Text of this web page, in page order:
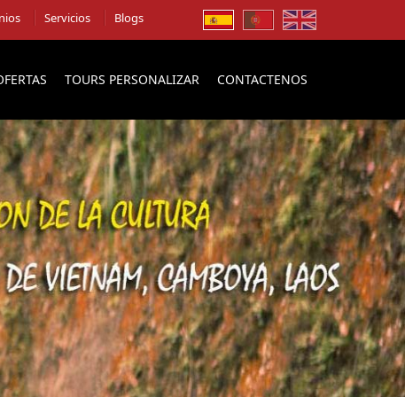
Servicios Blogs
TOURS PERSONALIZAR CONTACTENOS